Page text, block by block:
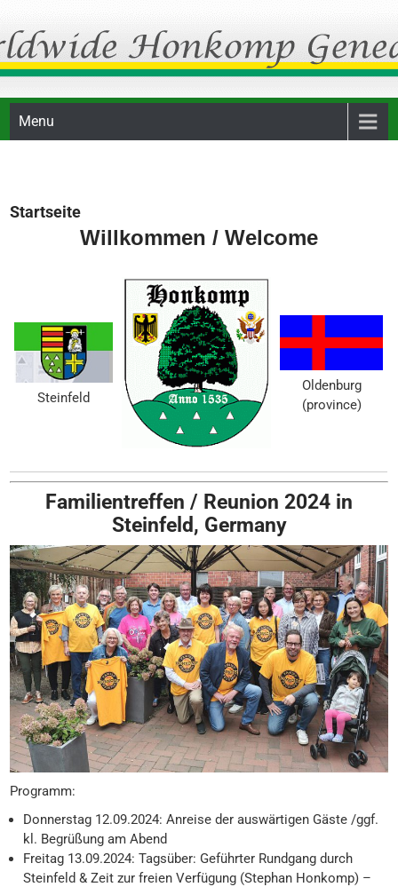
content
Honkomp Genealogie
Menu
Startseite
Willkommen / Welcome
Steinfeld
Oldenburg
(province)
Familientreffen / Reunion 2024 in
Steinfeld, Germany
Programm:
Donnerstag 12.09.2024: Anreise der auswärtigen Gäste /ggf.
kl. Begrüßung am Abend
Freitag 13.09.2024: Tagsüber: Geführter Rundgang durch
Steinfeld & Zeit zur freien Verfügung (Stephan Honkomp) –